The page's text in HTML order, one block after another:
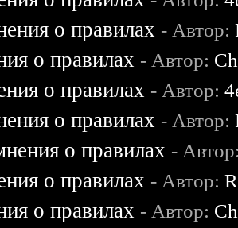
о правилах - Автор:
о правилах - Автор:
о правилах - Автор:
о правилах - Автор:
о правилах -
о правилах - Автор:
о правилах - Автор: